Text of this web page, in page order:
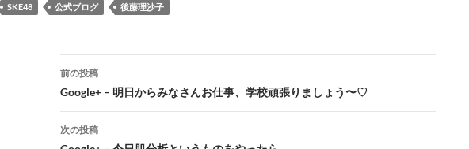
SKE48 公式ブログ 後藤理沙子
投
稿
ナ
前の投稿
Google+ – 明日からみなさんお仕事、学校頑張りましょう〜♡
次の投稿